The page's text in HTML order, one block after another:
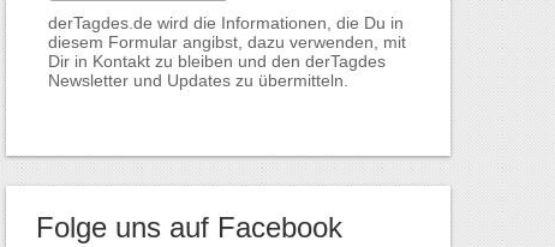
derTagdes.de wird die Informationen, die Du in
diesem Formular angibst, dazu verwenden, mit
Dir in Kontakt zu bleiben und den derTagdes
Newsletter und Updates zu übermitteln.
Folge uns auf Facebook